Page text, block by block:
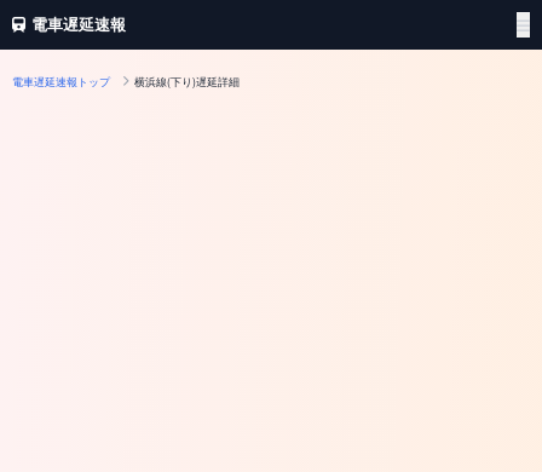
電車遅延速報
電車遅延速報トップ 横浜線(下り)遅延詳細